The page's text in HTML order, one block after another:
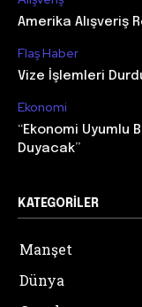
Amerika Alışveriş
Flaş Haber
Vize İşlemleri
Ekonomi
“Ekonomi Uyumlu
Duyacak”
KATEGORILER
Manşet
Dünya